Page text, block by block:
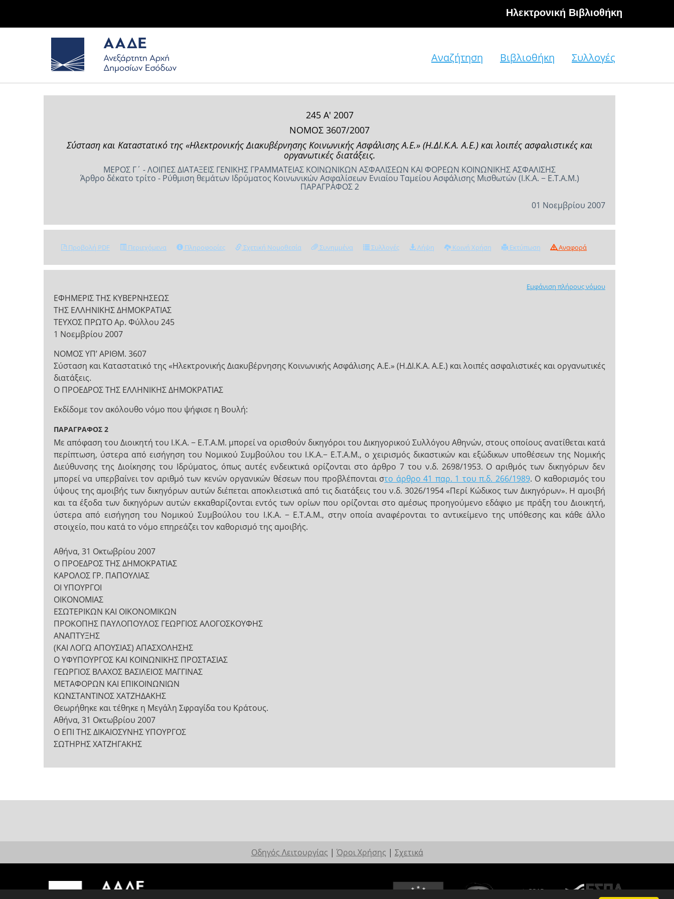
Hλεκτρονική Βιβλιοθήκη
Αναζήτηση Βιβλιοθήκη Συλλογές
245 Α' 2007
ΝΟΜΟΣ 3607/2007
Σύσταση και Καταστατικό της «Ηλεκτρονικής Διακυβέρνησης Κοινωνικής Ασφάλισης Α.Ε.» (Η.ΔΙ.Κ.Α. Α.Ε.) και λοιπές ασφαλιστικές και
οργανωτικές διατάξεις.
ΜΕΡΟΣ Γ΄ - ΛΟΙΠΕΣ ΔΙΑΤΑΞΕΙΣ ΓΕΝΙΚΗΣ ΓΡΑΜΜΑΤΕΙΑΣ ΚΟΙΝΩΝΙΚΩΝ ΑΣΦΑΛΙΣΕΩΝ ΚΑΙ ΦΟΡΕΩΝ ΚΟΙΝΩΝΙΚΗΣ ΑΣΦΑΛΙΣΗΣ
Άρθρο δέκατο τρίτο - Ρύθμιση θεμάτων Ιδρύματος Κοινωνικών Ασφαλίσεων Ενιαίου Ταμείου Ασφάλισης Μισθωτών (Ι.Κ.Α. − Ε.Τ.Α.Μ.)
ΠΑΡΑΓΡΑΦΟΣ 2
01 Νοεμβρίου 2007
Προβολή PDF Περιεχόμενα Πληροφορίες Σχετική Νομοθεσία Συνημμένα Συλλογές Λήψη Κοινή Χρήση Εκτύπωση Αναφορά
Εμφάνιση πλήρους νόμου
ΕΦΗΜΕΡΙΣ ΤΗΣ ΚΥΒΕΡΝΗΣΕΩΣ
ΤΗΣ ΕΛΛΗΝΙΚΗΣ ΔΗΜΟΚΡΑΤΙΑΣ
ΤΕΥΧΟΣ ΠΡΩΤΟ Αρ. Φύλλου 245
1 Νοεμβρίου 2007
NOMOΣ ΥΠ’ ΑΡΙΘΜ. 3607
Σύσταση και Καταστατικό της «Ηλεκτρονικής Διακυβέρνησης Κοινωνικής Ασφάλισης Α.Ε.» (Η.ΔΙ.Κ.Α. Α.Ε.) και λοιπές ασφαλιστικές και οργανωτικές
διατάξεις.
Ο ΠΡΟΕΔΡΟΣ ΤΗΣ ΕΛΛΗΝΙΚΗΣ ΔΗΜΟΚΡΑΤΙΑΣ
Εκδίδομε τον ακόλουθο νόμο που ψήφισε η Βουλή:
ΠΑΡΑΓΡΑΦΟΣ 2
Με απόφαση του Διοικητή του Ι.Κ.Α. − Ε.Τ.Α.Μ. μπορεί να ορισθούν δικηγόροι του Δικηγορικού Συλλόγου Αθηνών, στους οποίους ανατίθεται κατά
περίπτωση, ύστερα από εισήγηση του Νομικού Συμβούλου του Ι.Κ.Α.− Ε.Τ.Α.Μ., ο χειρισμός δικαστικών και εξώδικων υποθέσεων της Νομικής
Διεύθυνσης της Διοίκησης του Ιδρύματος, όπως αυτές ενδεικτικά ορίζονται στο άρθρο 7 του ν.δ. 2698/1953. Ο αριθμός των δικηγόρων δεν
μπορεί να υπερβαίνει τον αριθμό των κενών οργανικών θέσεων που προβλέπονται στο άρθρο 41 παρ. 1 του π.δ. 266/1989. Ο καθορισμός του
ύψους της αμοιβής των δικηγόρων αυτών διέπεται αποκλειστικά από τις διατάξεις του ν.δ. 3026/1954 «Περί Κώδικος των Δικηγόρων». Η αμοιβή
και τα έξοδα των δικηγόρων αυτών εκκαθαρίζονται εντός των ορίων που ορίζονται στο αμέσως προηγούμενο εδάφιο με πράξη του Διοικητή,
ύστερα από εισήγηση του Νομικού Συμβούλου του Ι.Κ.Α. − Ε.Τ.Α.Μ., στην οποία αναφέρονται το αντικείμενο της υπόθεσης και κάθε άλλο
στοιχείο, που κατά το νόμο επηρεάζει τον καθορισμό της αμοιβής.
Αθήνα, 31 Οκτωβρίου 2007
Ο ΠΡΟΕΔΡΟΣ ΤΗΣ ΔΗΜΟΚΡΑΤΙΑΣ
ΚΑΡΟΛΟΣ ΓΡ. ΠΑΠΟΥΛΙΑΣ
ΟΙ ΥΠΟΥΡΓΟΙ
ΟΙΚΟΝΟΜΙΑΣ
ΕΣΩΤΕΡΙΚΩΝ ΚΑΙ ΟΙΚΟΝΟΜΙΚΩΝ
ΠΡΟΚΟΠΗΣ ΠΑΥΛΟΠΟΥΛΟΣ ΓΕΩΡΓΙΟΣ ΑΛΟΓΟΣΚΟΥΦΗΣ
ΑΝΑΠΤΥΞΗΣ
(ΚΑΙ ΛΟΓΩ ΑΠΟΥΣΙΑΣ) ΑΠΑΣΧΟΛΗΣΗΣ
Ο ΥΦΥΠΟΥΡΓΟΣ ΚΑΙ ΚΟΙΝΩΝΙΚΗΣ ΠΡΟΣΤΑΣΙΑΣ
ΓΕΩΡΓΙΟΣ ΒΛΑΧΟΣ ΒΑΣΙΛΕΙΟΣ ΜΑΓΓΙΝΑΣ
ΜΕΤΑΦΟΡΩΝ ΚΑΙ ΕΠΙΚΟΙΝΩΝΙΩΝ
ΚΩΝΣΤΑΝΤΙΝΟΣ ΧΑΤΖΗΔΑΚΗΣ
Θεωρήθηκε και τέθηκε η Μεγάλη Σφραγίδα του Κράτους.
Αθήνα, 31 Οκτωβρίου 2007
Ο ΕΠΙ ΤΗΣ ΔΙΚΑΙΟΣΥΝΗΣ ΥΠΟΥΡΓΟΣ
ΣΩΤΗΡΗΣ ΧΑΤΖΗΓΑΚΗΣ
Οδηγός Λειτουργίας | Όροι Χρήσης | Σχετικά